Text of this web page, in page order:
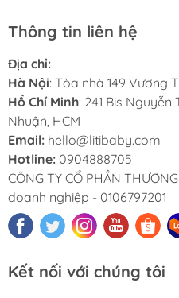
Thông tin liên hệ
Địa chỉ:
Hà Nội: Tòa nhà 149 Vương
Hồ Chí Minh: 241 Bis
Nhuận, HCM
Email: hello@litibaby.com
Hotline: 0904888705
CÔNG TY CỔ PHẦN
doanh nghiệp - 0106797201
Kết nối với chúng tôi